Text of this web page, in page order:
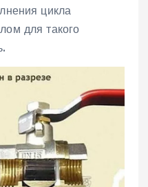
цикла
для такого